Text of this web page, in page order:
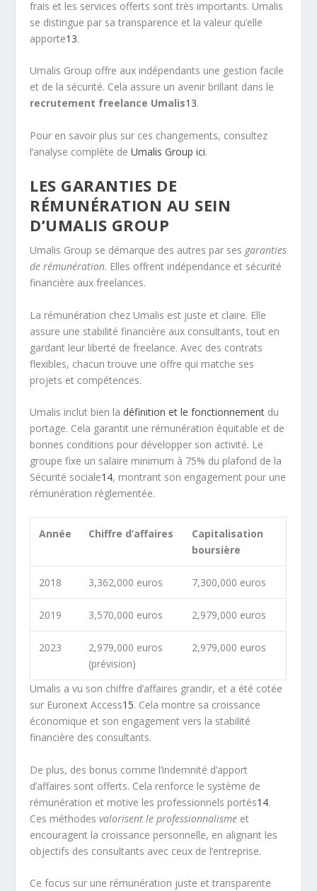
frais et les services offerts sont très importants. Umalis
se distingue par sa transparence et la valeur qu’elle
apporte13.
Umalis Group offre aux indépendants une gestion facile
et de la sécurité. Cela assure un avenir brillant dans le
recrutement freelance Umalis13.
Pour en savoir plus sur ces changements, consultez
l’analyse complète deUmalis Group ici.
LES GARANTIES DE
RÉMUNÉRATION AU SEIN
D’UMALIS GROUP
Umalis Group se démarque des autres par ses garanties
de rémunération. Elles offrent indépendance et sécurité
financière aux freelances.
La rémunération chez Umalis est juste et claire. Elle
assure une stabilité financière aux consultants, tout en
gardant leur liberté de freelance. Avec des contrats
flexibles, chacun trouve une offre qui matche ses
projets et compétences.
Umalis inclut bien la définition et le fonctionnement du
portage. Cela garantit une rémunération équitable et de
bonnes conditions pour développer son activité. Le
groupe fixe un salaire minimum à 75% du plafond de la
Sécurité sociale14, montrant son engagement pour une
rémunération réglementée.
Année Chiffre d’affaires
Capitalisation
boursière
2018 3,362,000 euros 7,300,000 euros
2019 3,570,000 euros 2,979,000 euros
2023
2,979,000 euros
(prévision)
2,979,000 euros
Umalis a vu son chiffre d’affaires grandir, et a été cotée
sur Euronext Access15. Cela montre sa croissance
économique et son engagement vers la stabilité
financière des consultants.
De plus, des bonus comme l’indemnité d’apport
d’affaires sont offerts. Cela renforce le système de
rémunération et motive les professionnels portés14.
Ces méthodesvalorisent le professionnalisme et
encouragent la croissance personnelle, en alignant les
objectifs des consultants avec ceux de l’entreprise.
Ce focus sur une rémunération juste et transparente